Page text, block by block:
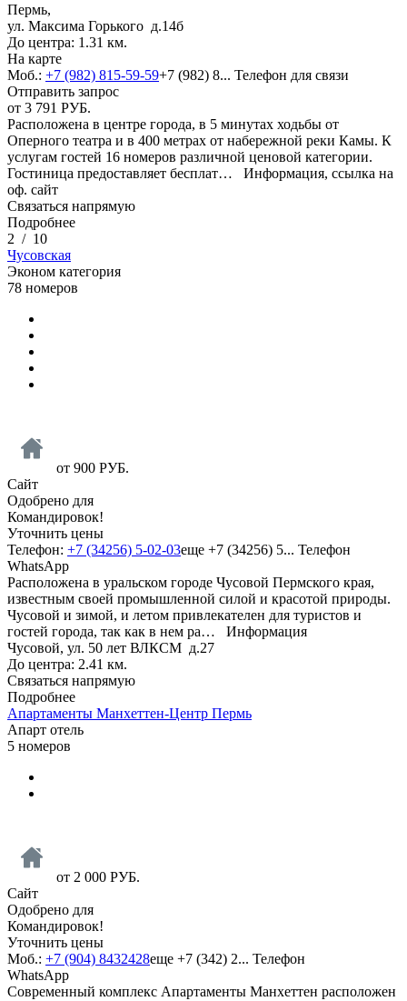
Пермь,
ул. Максима Горького д.14б
До центра: 1.31 км.
На карте
Моб.: +7 (982) 815-59-59+7 (982) 8... Телефон для связи
Отправить запрос
от 3 791 РУБ.
Расположена в центре города, в 5 минутах ходьбы от
Оперного театра и в 400 метрах от набережной реки Камы. К
услугам гостей 16 номеров различной ценовой категории.
Гостиница предоставляет бесплат… Информация, ссылка на
оф. сайт
Связаться напрямую
Подробнее
2 / 10
Чусовская
Эконом категория
78 номеров
от 900 РУБ.
Сайт
Одобрено для
Командировок!
Уточнить цены
Телефон: +7 (34256) 5-02-03еще +7 (34256) 5... Телефон
WhatsApp
Расположена в уральском городе Чусовой Пермского края,
известным своей промышленной силой и красотой природы.
Чусовой и зимой, и летом привлекателен для туристов и
гостей города, так как в нем ра… Информация
Чусовой, ул. 50 лет ВЛКСМ д.27
До центра: 2.41 км.
Связаться напрямую
Подробнее
Апартаменты Манхеттен-Центр Пермь
Апарт отель
5 номеров
от 2 000 РУБ.
Сайт
Одобрено для
Командировок!
Уточнить цены
Моб.: +7 (904) 8432428еще +7 (342) 2... Телефон
WhatsApp
Современный комплекс Апартаменты Манхеттен расположен